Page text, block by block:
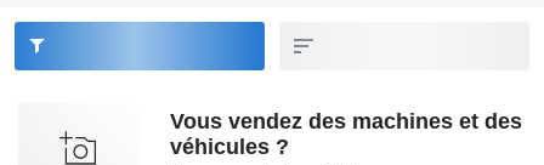
Vous vendez des machines et des
véhicules ?